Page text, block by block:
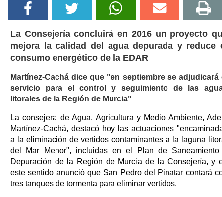
La Consejería concluirá en 2016 un proyecto
mejora la calidad del agua depurada y reduce
consumo energético de la EDAR
Martínez-Cachá dice que "en septiembre se adjudicará
servicio para el control y seguimiento de las
litorales de la Región de Murcia"
La consejera de Agua, Agricultura y Medio Ambiente,
Martínez-Cachá, destacó hoy las actuaciones
a la eliminación de vertidos contaminantes a la laguna
del Mar Menor", incluidas en el Plan de Saneamiento
Depuración de la Región de Murcia de la Consejería, y
este sentido anunció que San Pedro del Pinatar contará
tres tanques de tormenta para eliminar vertidos.